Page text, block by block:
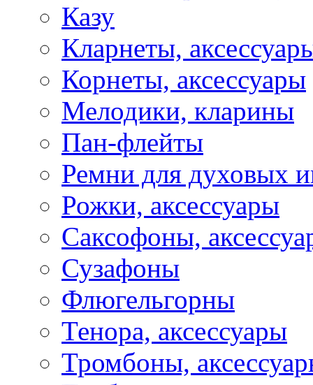
Казу
Кларнеты,
Корнеты, аксессуары
Мелодики, кларины
Пан-флейты
Ремни для духовых
Рожки, аксессуары
Саксофоны,
Сузафоны
Флюгельгорны
Тенора, аксессуары
Тромбоны,